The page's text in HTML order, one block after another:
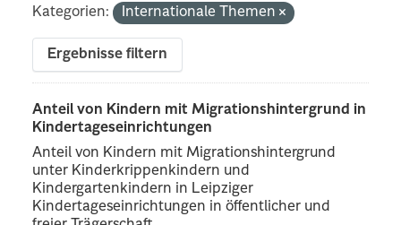
Kategorien:
Internationale Themen
Ergebnisse filtern
Anteil von Kindern mit Migrationshintergrund in
Kindertageseinrichtungen
Anteil von Kindern mit Migrationshintergrund
unter Kinderkrippenkindern und
Kindergartenkindern in Leipziger
Kindertageseinrichtungen in öffentlicher und